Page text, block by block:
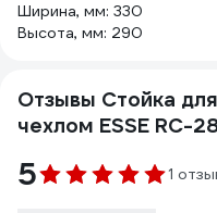
Ширина, мм: 330
Высота, мм: 290
Отзывы Стойка
чехлом ESSE RC-
5 1